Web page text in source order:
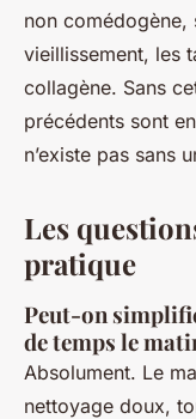
non
vieillissement, les
collagène. Sans
précédents sont
n’existe pas sans
Les
pratique
Peut-on
de temps le
Absolument. Le
nettoyage doux,